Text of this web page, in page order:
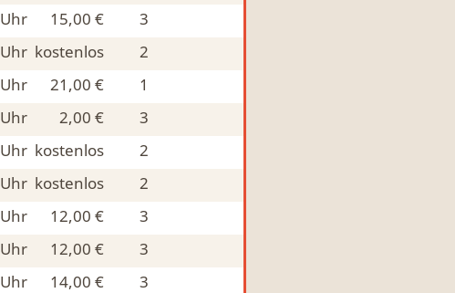
Uhr 15,00 € 3
Uhr kostenlos 2
Uhr 21,00 € 1
Uhr 2,00 € 3
Uhr kostenlos 2
Uhr kostenlos 2
Uhr 12,00 € 3
Uhr 12,00 € 3
Uhr 14,00 € 3